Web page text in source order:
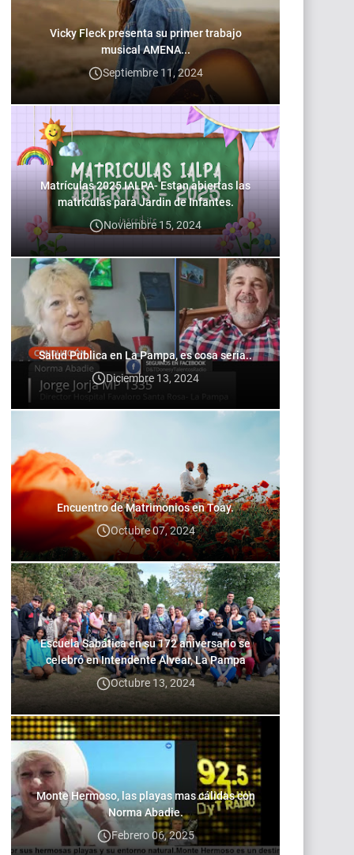
Vicky Fleck presenta su primer trabajo
musical AMENA...
Septiembre 11, 2024
Matrículas 2025 IALPA- Estan abiertas las
matrículas para Jardin de Infantes.
Noviembre 15, 2024
Salud Publica en La Pampa, es cosa seria..
Diciembre 13, 2024
Encuentro de Matrimonios en Toay.
Octubre 07, 2024
Escuela Sabática en su 172 aniversario se
celebró en Intendente Alvear, La Pampa
Octubre 13, 2024
Monte Hermoso, las playas mas cálidas con
Norma Abadie.
Febrero 06, 2025